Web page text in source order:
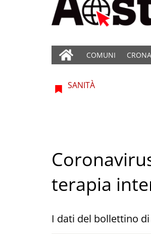
COMUNI
SANITÀ
terapia
I dati del bollettino